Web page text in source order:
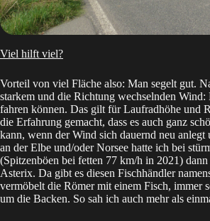
Viel hilft viel?
Vorteil von viel Fläche also: Man segelt gut.
starkem und die Richtung wechselnden Wind:
fahren können. Das gilt für Laufradhöhe und
die Erfahrung gemacht, dass es auch ganz
kann, wenn der Wind sich dauernd neu
an der Elbe und/oder Norsee hatte ich bei
(Spitzenböen bei fetten 77 km/h in 2021)
Asterix. Da gibt es diesen Fischhändler
vermöbelt die Römer mit einem Fisch, immer
um die Backen. So sah ich auch mehr als